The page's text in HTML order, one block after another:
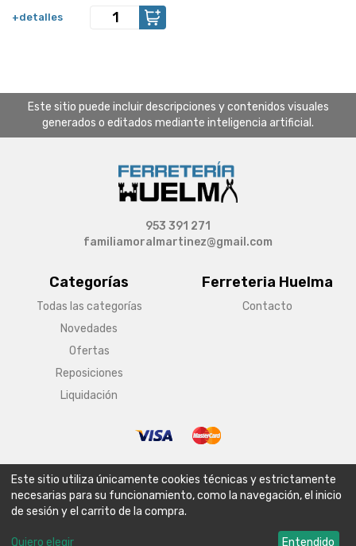
+detalles
Este sitio puede incluir descripciones y contenidos visuales
generados o editados mediante inteligencia artificial.
Categorías
Todas las categorías
Novedades
Ofertas
Reposiciones
Liquidación
Ferreteria Huelma
Contacto
953 391 271
familiamoralmartinez@gmail.com
Aviso legal Condiciones generales de venta
Política de envío
Política de privacidad
Política de cookies
Este sitio utiliza únicamente cookies técnicas y estrictamente
necesarias para su funcionamiento, como la navegación, el inicio
de sesión y el carrito de la compra.
Quiero elegir Entendido